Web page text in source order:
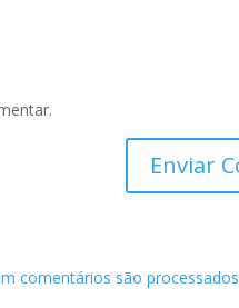
comentários são processados